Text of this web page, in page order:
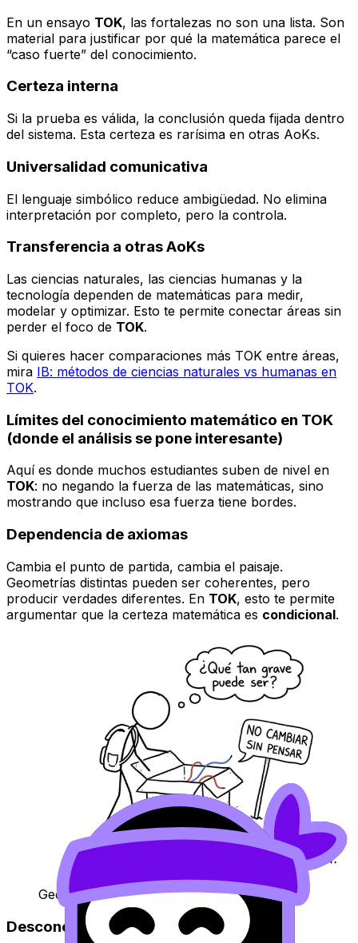
En un ensayo TOK, las fortalezas no son una lista. Son
material para justificar por qué la matemática parece el
“caso fuerte” del conocimiento.
Certeza interna
Si la prueba es válida, la conclusión queda fijada dentro
del sistema. Esta certeza es rarísima en otras AoKs.
Universalidad comunicativa
El lenguaje simbólico reduce ambigüedad. No elimina
interpretación por completo, pero la controla.
Transferencia a otras AoKs
Las ciencias naturales, las ciencias humanas y la
tecnología dependen de matemáticas para medir,
modelar y optimizar. Esto te permite conectar áreas sin
perder el foco de TOK.
Si quieres hacer comparaciones más TOK entre áreas,
mira IB: métodos de ciencias naturales vs humanas en
TOK.
Límites del conocimiento matemático en TOK
(donde el análisis se pone interesante)
Aquí es donde muchos estudiantes suben de nivel en
TOK: no negando la fuerza de las matemáticas, sino
mostrando que incluso esa fuerza tiene bordes.
Dependencia de axiomas
Cambia el punto de partida, cambia el paisaje.
Geometrías distintas pueden ser coherentes, pero
producir verdades diferentes. En TOK, esto te permite
argumentar que la certeza matemática es condicional.
Geometría no euclidiana entrando al chat.
Desconexión empírica